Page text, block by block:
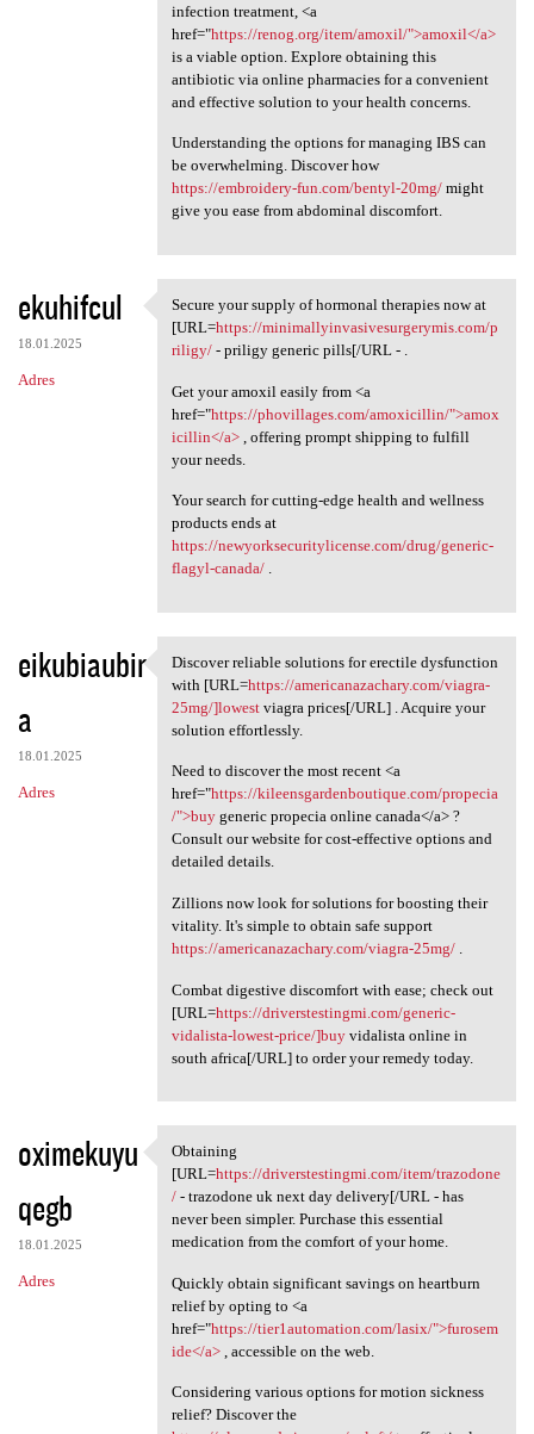
infection treatment, <a
href="https://renog.org/item/amoxil/">amoxil</a>
is a viable option. Explore obtaining this
antibiotic via online pharmacies for a convenient
and effective solution to your health concerns.
Understanding the options for managing IBS can
be overwhelming. Discover how
https://embroidery-fun.com/bentyl-20mg/might
give you ease from abdominal discomfort.
ekuhifcul
18.01.2025
Adres
Secure your supply of
Secure your supply of hormonal therapies now at
[URL=https://minimallyinvasivesurgerymis.com/p
riligy/- priligy generic pills[/URL - .
Get your amoxil easily from <a
href="https://phovillages.com/amoxicillin/">amox
icillin</a>, offering prompt shipping to fulfill
your needs.
Your search for cutting-edge health and wellness
products ends at
https://newyorksecuritylicense.com/drug/generic-
flagyl-canada/.
eikubiaubir
a
18.01.2025
Adres
Discover reliable solutions
Discover reliable solutions for erectile dysfunction
with [URL=https://americanazachary.com/viagra-
25mg/]lowestviagra prices[/URL] . Acquire your
solution effortlessly.
Need to discover the most recent <a
href="https://kileensgardenboutique.com/propecia
/">buygeneric propecia online canada</a> ?
Consult our website for cost-effective options and
detailed details.
Zillions now look for solutions for boosting their
vitality. It's simple to obtain safe support
https://americanazachary.com/viagra-25mg/.
Combat digestive discomfort with ease; check out
[URL=https://driverstestingmi.com/generic-
vidalista-lowest-price/]buyvidalista online in
south africa[/URL] to order your remedy today.
oximekuyu
qegb
18.01.2025
Adres
Obtaining [URL=https:/
Obtaining
[URL=https://driverstestingmi.com/item/trazodone
/- trazodone uk next day delivery[/URL - has
never been simpler. Purchase this essential
medication from the comfort of your home.
Quickly obtain significant savings on heartburn
relief by opting to <a
href="https://tier1automation.com/lasix/">furosem
ide</a>, accessible on the web.
Considering various options for motion sickness
relief? Discover the